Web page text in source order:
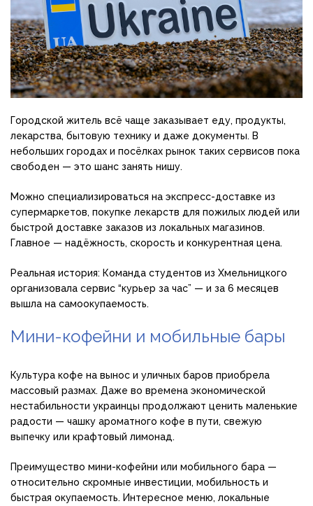
Городской житель всё чаще заказывает еду, продукты,
лекарства, бытовую технику и даже документы. В
небольших городах и посёлках рынок таких сервисов пока
свободен — это шанс занять нишу.
Можно специализироваться на экспресс-доставке из
супермаркетов, покупке лекарств для пожилых людей или
быстрой доставке заказов из локальных магазинов.
Главное — надёжность, скорость и конкурентная цена.
Реальная история: Команда студентов из Хмельницкого
организовала сервис “курьер за час” — и за 6 месяцев
вышла на самоокупаемость.
Мини-кофейни и мобильные бары
Культура кофе на вынос и уличных баров приобрела
массовый размах. Даже во времена экономической
нестабильности украинцы продолжают ценить маленькие
радости — чашку ароматного кофе в пути, свежую
выпечку или крафтовый лимонад.
Преимущество мини-кофейни или мобильного бара —
относительно скромные инвестиции, мобильность и
быстрая окупаемость. Интересное меню, локальные